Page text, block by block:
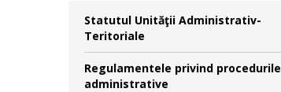
Statutul Unităţii Administrativ-
Teritoriale
Regulamentele privind procedurile
administrative